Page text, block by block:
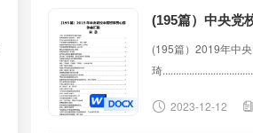
(195篇）中央党
(195篇）2019年中
琦
2023-12-12